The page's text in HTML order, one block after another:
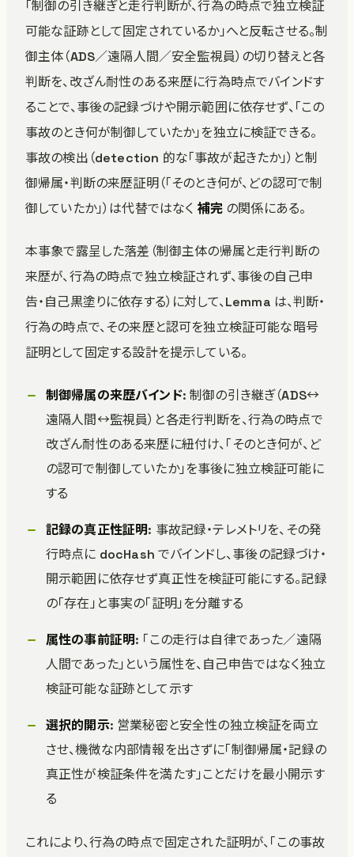
「制御の引き継ぎと走行判断が、行為の時点で独立検証
可能な証跡として固定されているか」へと反転させる。制
御主体（ADS／遠隔人間／安全監視員）の切り替えと各
判断を、改ざん耐性のある来歴に行為時点でバインドす
ることで、事後の記録づけや開示範囲に依存せず、「この
事故のとき何が制御していたか」を独立に検証できる。
事故の検出（detection 的な「事故が起きたか」）と制
御帰属・判断の来歴証明（「そのとき何が、どの認可で制
御していたか」）は代替ではなく 補完の関係にある。
本事象で露呈した落差（制御主体の帰属と走行判断の
来歴が、行為の時点で独立検証されず、事後の自己申
告・自己黒塗りに依存する）に対して、Lemma は、判断・
行為の時点で、その来歴と認可を独立検証可能な暗号
証明として固定する設計を提示している。
制御帰属の来歴バインド: 制御の引き継ぎ（ADS↔
遠隔人間↔監視員）と各走行判断を、行為の時点で
改ざん耐性のある来歴に紐付け、「そのとき何が、ど
の認可で制御していたか」を事後に独立検証可能に
する
記録の真正性証明: 事故記録・テレメトリを、その発
行時点に docHash でバインドし、事後の記録づけ・
開示範囲に依存せず真正性を検証可能にする。記録
の「存在」と事実の「証明」を分離する
属性の事前証明: 「この走行は自律であった／遠隔
人間であった」という属性を、自己申告ではなく独立
検証可能な証跡として示す
選択的開示: 営業秘密と安全性の独立検証を両立
させ、機微な内部情報を出さずに「制御帰属・記録の
真正性が検証条件を満たす」ことだけを最小開示す
る
これにより、行為の時点で固定された証明が、「この事故